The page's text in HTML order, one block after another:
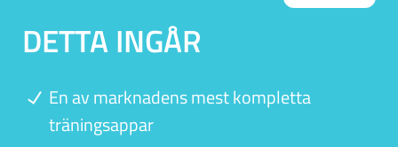
DETTA INGÅR
En av marknadens mest kompletta
träningsappar